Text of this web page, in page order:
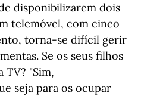
disponibilizarem dois
telemóvel, com cinco
torna-se difícil gerir
Se os seus filhos
TV? "Sim,
seja para os ocupar